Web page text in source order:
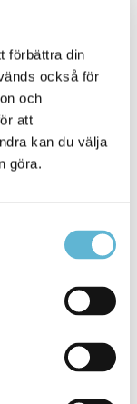
förbättra din
också för
och
att
kan du välja
göra.